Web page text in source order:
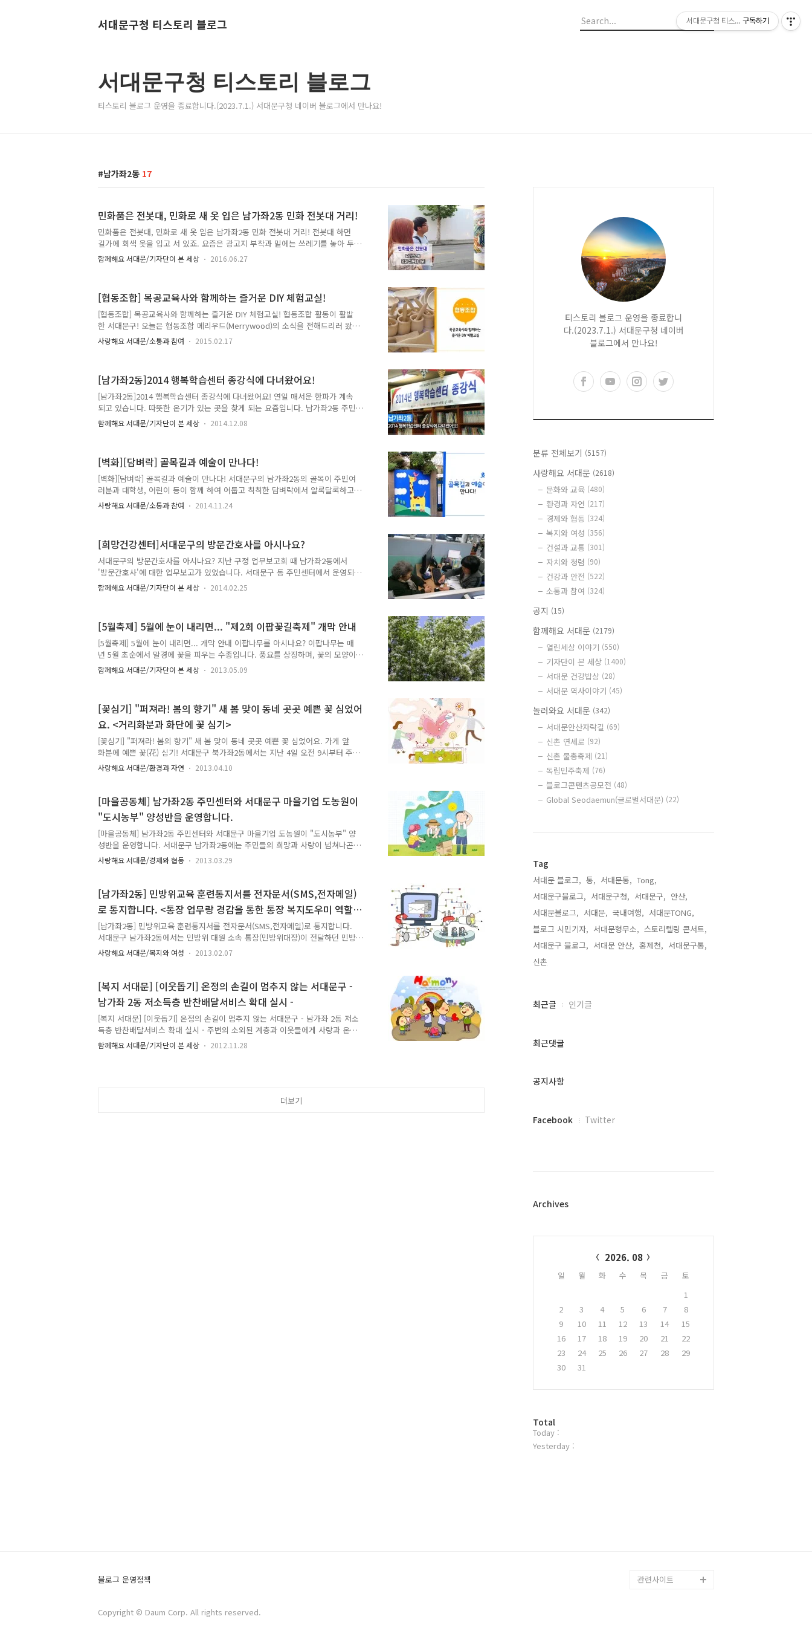
서대문구청 티스토리 블로그
서대문구청 티스토리 블로그
티스토리 블로그 운영을 종료합니다.(2023.7.1.) 서대문구청 네이버 블로그에서 만나요!
남가좌2동 17
민화품은 전봇대, 민화로 새 옷 입은 남가좌2동 민화 전봇대 거리!
민화품은 전봇대, 민화로 새 옷 입은 남가좌2동 민화 전봇대 거리! 전봇대 하면
길가에 회색 옷을 입고 서 있죠. 요즘은 광고지 부착과 밑에는 쓰레기를 놓아 두
는 곳이 많아서 미관을 어둡게 하고 있어요. 이런 고민을 해결 하려고 하는 곳이
있다고 합니다. 바로 남가좌2동 주민자치위원회와 한국전력공사 성서지사, 학생
앓고 있었는데 민화를 그리면서 거리도 깨끗하고 구경거리도 생기게 되었답니
다. 이렇게 되기까지는 한 사람의 아이디어가 중요했는데요. 남가좌2동에 30년
이상 살다가 연희동으로 이사를 간 강석순(46세)씨의 생각이 민화의 거리로 바꿔
놓게 되었답..
함께해요 서대문/기자단이 본 세상 2016.06.27
[협동조합] 목공교육사와 함께하는 즐거운 DIY 체험교실!
[협동조합] 목공교육사와 함께하는 즐거운 DIY 체험교실! 협동조합 활동이 활발
한 서대문구! 오늘은 협동조합 메리우드(Merrywood)의 소식을 전해드리러 왔답
니다!! ^^ 3월부터 5월 매주 목요일마다 남가좌2동 주민센터에서 "전문목공교육
사와 함께하는 DIY 체험교실"을 운영합니다! 어떤 내용으로 이루어 지는지 함께
는 성인 누구나 장 소 : 남가좌2동주민센터 지하 꿈자람터 (서대문구 증가로10길
28) 수 강 료 : 3개월 간 12회 75,000원 재료비 별도) 수강인원 : 선착순 10명 (5
명 미만 시 폐강..
사랑해요 서대문/소통과 참여 2015.02.17
[남가좌2동]2014 행복학습센터 종강식에 다녀왔어요!
[남가좌2동]2014 행복학습센터 종강식에 다녀왔어요! 연일 매서운 한파가 계속
되고 있습니다. 따뜻한 온기가 있는 곳을 찾게 되는 요즘입니다. 남가좌2동 주민
센터 내 행복학습센터에서는 배움에 대한 열정으로 뜨거운 수강생들과 프로그램
관계자들이 모여 특별한 종강식을 가졌습니다. 지역 평생교육 활성화지원사업인
천고, 송파구, 영등포구, 은평구, 서대문구는 교육부 지원금으로 행복학습센터를
운영하게 되었습니다. 서대문구는 거점센터 서대문구 평생학습관을 중심으로 행
복학습센터R, 행복학습센터M, 행복학습센터W를 운영해 왔습니다. 총 12개의 강
좌에 256명의..
함께해요 서대문/기자단이 본 세상 2014.12.08
[벽화][담벼락] 골목길과 예술이 만나다!
[벽화][담벼락] 골목길과 예술이 만나다! 서대문구의 남가좌2동의 골목이 주민여
러분과 대학생, 어린이 등이 함께 하여 어둡고 칙칙한 담벼락에서 알록달록하고
깨끗한 느낌의 골목길로 탄생하였어요~!! 바로 이렇게 아기자기하고 알록달록하
게 바뀌었는데요~ ^_^ 한층 더 밝고 귀여운 느낌이 들지 않나요? 이 벽화는 서대
역 주민, 명지대학교 학생, 관내 초·중·고등학생과 학부모님 등이 함께 자원봉사
에 참여해 남가좌2동 골목길 담장에 아이들에게 친근한 벽화를 그려 깨끗한 골
목길로 재탄생 하였습니다. 크리스마스 느낌 제대로!! 고사리 같은 아이의 손길
로 탄생..
사랑해요 서대문/소통과 참여 2014.11.24
[희망건강센터]서대문구의 방문간호사를 아시나요?
서대문구의 방문간호사를 아시나요? 지난 구정 업무보고회 때 남가좌2동에서
'방문간호사'에 대한 업무보고가 있었습니다. 서대문구 동 주민센터에서 운영되
고 있는 방문간호사 운영에 대한 전반적인 내용을 들을 수 있었던 시간이었지요.
얼마 전 천연동 주민센터를 방문했을 때 방문간호사 박향숙님을 만난 적이 있던
2동 주민센터를 방문해서 알아보았습니다. ^^ 천연동 주민센터 박향숙 방문간호
사를 만났습니다. 주민센터에서도 가장 바쁘게, 가장 열심히 열정을 갖고 일하고
있다는 동주민센터 직원의 칭찬에 손사래를 치며 아니라고 하시지만 그녀의 빽
빽한 일정이 적힌 달력을..
함께해요 서대문/기자단이 본 세상 2014.02.25
[5월축제] 5월에 눈이 내리면... "제2회 이팝꽃길축제" 개막 안내
[5월축제] 5월에 눈이 내리면... 개막 안내 이팝나무를 아시나요? 이팝나무는 매
년 5월 초순에서 말경에 꽃을 피우는 수종입니다. 풍요를 상징하며, 꽃의 모양이
송이송이 내리는 눈과 같아서 5월에 눈이 온다는 느낌을 주지요. 5월에 눈이 내
리는 것 같은 거리의 풍경이 상상만 해도 아름답습니다. 400여 미터 이팝나무 거
는 5월 11일 토요일 낮 12시부터 저녁 7시까지, 불광천변 야외공연장을 비롯하
여 동 주민센터 앞 400여 미터 거리에서 제2회 이팝꽃길 축제를 개최합니다. 북
가좌2동은 지난 2005년도에 동주민센터 앞으로 가로지르는 GS25에서 해..
함께해요 서대문/기자단이 본 세상 2013.05.09
[꽃심기] "퍼져라! 봄의 향기" 새 봄 맞이 동네 곳곳 예쁜 꽃 심었어
요. <거리화분과 화단에 꽃 심기>
[꽃심기] "퍼져라! 봄의 향기" 새 봄 맞이 동네 곳곳 예쁜 꽃 심었어요. 가게 앞
화분에 예쁜 꽃(花) 심기! 서대문구 북가좌2동에서는 지난 4일 오전 9시부터 주
민자치위원회, 자율방재단 등 직능단체회원과 가게주인 등 100여명이 함께 모여
거리화분과 화단에 꽃 심기를 전개하여 오가는 주민들의 마음을 훈훈하게 하였
증산2교, 북가좌소방서 앞 화단, 은가공원 등 관내 주요 지점과 간선도로 곳곳에
놓인 대형화분 100여개 분량으로 봄의 향기를 마음껏 발산하는 비올라, 펜지, 데
이지, 크리산세업 등 총 3,500본을 심었습니다. 화기애해한 분위기 속에서 지나
가던 주민들도 동참하여 아름다운 동네가꾸기 꽃 심기가 얼굴도 모르던 주민..
사랑해요 서대문/환경과 자연 2013.04.10
[마을공동체] 남가좌2동 주민센터와 서대문구 마을기업 도농원이
"도시농부" 양성반을 운영합니다.
[마을공동체] 남가좌2동 주민센터와 서대문구 마을기업 도농원이 "도시농부" 양
성반을 운영합니다. 서대문구 남가좌2동에는 주민들의 희망과 사랑이 넘쳐나곤
합니다. 남가좌2동 주민센터에서는 "도시농부" 양성을 위한 교육프로그램을 운
영합니다. TONG과 함께 자세히 한번 알아볼까요? - 교육기간 : 2013년 4월 5일
전 10시~12시 - 교육장소 : 남가좌2동 주민센터 5층 강의실 - 강사진 : 도시농업
관련 종사자 - 교육대상 : 농사에 관심 있는 주민, 은퇴자와 은퇴예정 주민, 전업
농 하실 분, 주말 농부하실 분, 귀농하실 분, 도농원과 함께 작목반 하실 분 - 수
강인원 : 30명 내외 - 참가비 : 수강료(5만원..
사랑해요 서대문/경제와 협동 2013.03.29
[남가좌2동] 민방위교육 훈련통지서를 전자문서(SMS,전자메일)
로 통지합니다. <통장 업무량 경감을 통한 통장 복지도우미 역할
집중>
[남가좌2동] 민방위교육 훈련통지서를 전자문서(SMS,전자메일)로 통지합니다.
서대문구 남가좌2동에서는 민방위 대원 소속 통장(민방위대장)이 전달하던 민방
위교육 훈련 통지서를 전자문서(SMS,전자메일)와 등기우편으로 통지합니다. (민
방위 교육훈련관련 문자통지) 그 동안 민방위교육 훈련 통지서를 전달하기 위해
위해 수차례 방문하여도 사람이 없거나 출입구가 전자장치로 시건되어 있어 만
나지 못하여 많은 시간을 소모하고 전달하지 못하는 어려움을 겪던 것을 전자문
서 등으로 통지하여 안내를 못 받아 훈련에 불참하는 일이 없도록 하고 통장 업
무를 경감하여 “통장 복지도우미” 역할에 집중할 수 있도록 하고자 합니다. [ 참
고 자료 ] ◎ 민방위..
사랑해요 서대문/복지와 여성 2013.02.07
[복지 서대문] [이웃돕기] 온정의 손길이 멈추지 않는 서대문구 -
남가좌 2동 저소득층 반찬배달서비스 확대 실시 -
[복지 서대문] [이웃돕기] 온정의 손길이 멈추지 않는 서대문구 - 남가좌 2동 저소
득층 반찬배달서비스 확대 실시 - 주변의 소외된 계층과 이웃들에게 사랑과 온정
의 손길이 가장 필요한 때는 바로 연말연시입니다. 서대문구의 복지 사업을 서대
문TONG을 통해서 자주 전해 드리지만, 겨울이 깊어가는 요즈음은 이러한 복지
가좌 2동에서는 11월부터 매주 목요일마다 저소득층 35가구에게 밑반찬을 나누
함께해요 서대문/기자단이 본 세상 2012.11.28
더보기
티스토리 블로그 운영을 종료합니
다.(2023.7.1.) 서대문구청 네이버
블로그에서 만나요!
분류 전체보기 (5157)
사랑해요 서대문 (2618)
문화와 교육 (480)
환경과 자연 (217)
경제와 협동 (324)
복지와 여성 (356)
건설과 교통 (301)
자치와 청렴 (90)
건강과 안전 (522)
소통과 참여 (324)
공지 (15)
함께해요 서대문 (2179)
열린세상 이야기 (550)
기자단이 본 세상 (1400)
서대문 건강밥상 (28)
서대문 역사이야기 (45)
놀러와요 서대문 (342)
서대문안산자락길 (69)
신촌 연세로 (92)
신촌 물총축제 (21)
독립민주축제 (76)
블로그콘텐츠공모전 (48)
Global Seodaemun(글로벌서대문) (22)
Tag
서대문 블로그, 통, 서대문통, Tong,
서대문구블로그, 서대문구청, 서대문구, 안산,
서대문블로그, 서대문, 국내여행, 서대문TONG,
블로그 시민기자, 서대문형무소, 스토리텔링 콘서트,
서대문구 블로그, 서대문 안산, 홍제천, 서대문구통,
신촌,
최
과
글
최근글 인기글
최근댓글
공지사항
페
플
Facebook Twitter
Archives
2026. 08
일 월 화 수 목 금
토
1
2
3 4 5 6 7
8
9
10 11 12 13 14
15
16
17 18 19 20 21
22
23
24 25 26 27 28
29
30
31
방
문
자
Total
Today :
Yesterday :
블로그 운영정책
Copyright © Daum Corp. All rights reserved.
관련사이트
서대문구청 티스토리 블로그
구독하기